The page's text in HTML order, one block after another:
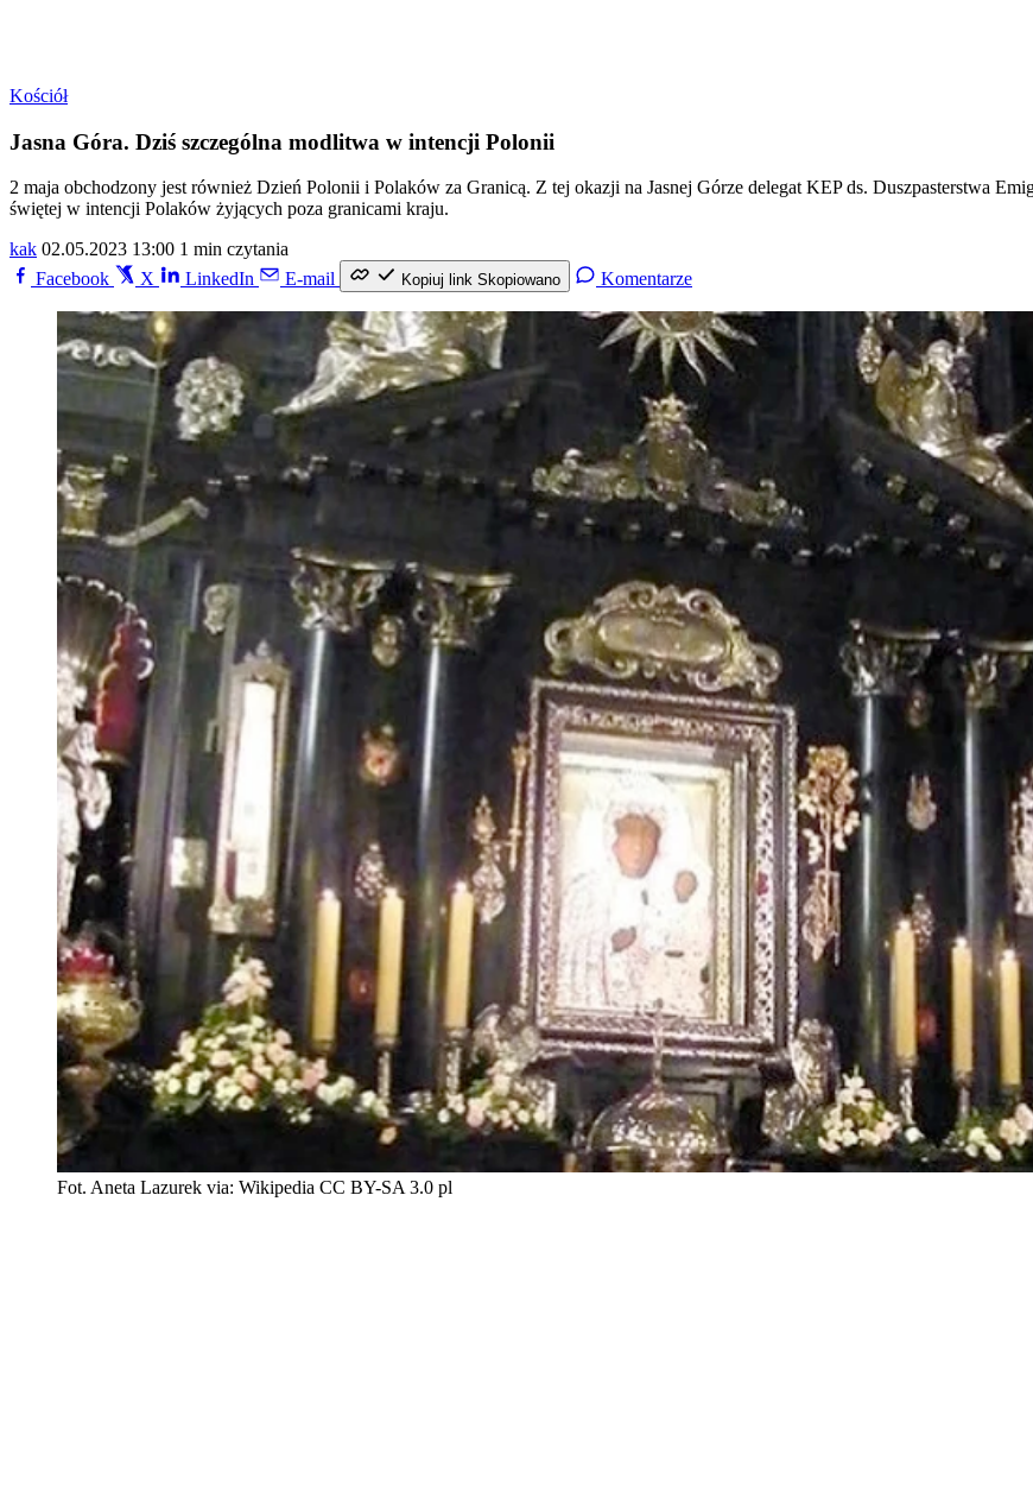
Kościół
Jasna Góra. Dziś szczególna modlitwa w intencji Polonii
2 maja obchodzony jest również Dzień Polonii i Polaków za Granicą. Z tej okazji na Jasnej Górze delegat KEP ds. Duszpasterstwa
świętej w intencji Polaków żyjących poza granicami kraju.
kak 02.05.2023 13:00 1 min czytania
Facebook
X LinkedIn E-mail Kopiuj link Skopiowano Komentarze
Fot. Aneta Lazurek via: Wikipedia CC BY-SA 3.0 pl